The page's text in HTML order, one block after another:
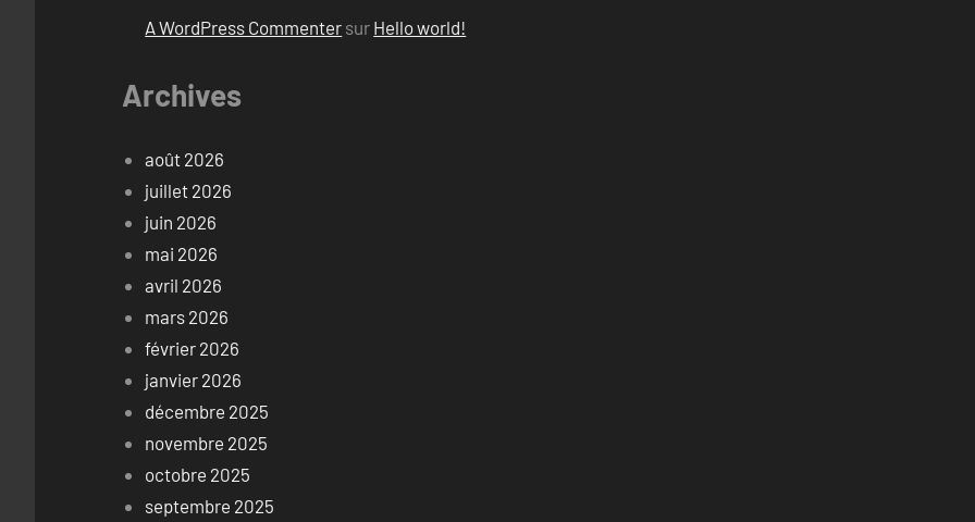
A WordPress Commenter sur Hello world!
Archives
août 2026
juillet 2026
juin 2026
mai 2026
avril 2026
mars 2026
février 2026
janvier 2026
décembre 2025
novembre 2025
octobre 2025
septembre 2025